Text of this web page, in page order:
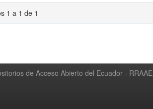
1 a 1 de 1
de Acceso Abierto del Ecuador - RRAAE